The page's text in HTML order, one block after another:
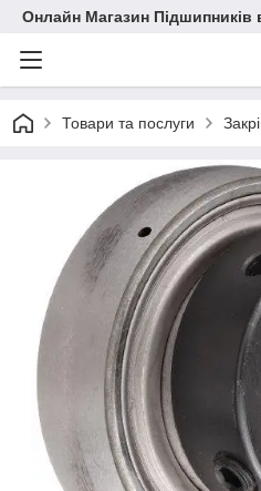
Онлайн Магазин Підшипників в
Товари та послуги